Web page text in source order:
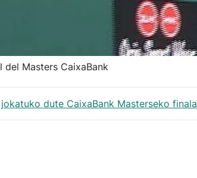
del Masters CaixaBank
dute CaixaBank Masterseko finala